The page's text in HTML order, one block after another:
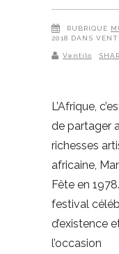
RUBRIQUE
2018 DANS
Ventilo
L’Afrique,
de partager
richesses
africaine,
Fête en
festival
d’existence
l’occasion